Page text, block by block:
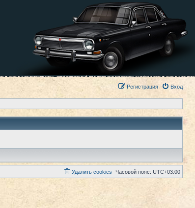
Вход
Регистрация
Часовой пояс: UTC+03:00
Удалить cookies